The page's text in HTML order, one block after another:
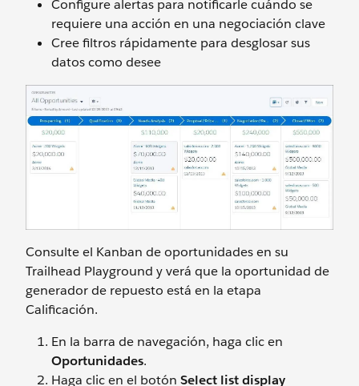
Configure alertas para notificarle cuándo se
requiere una acción en una negociación clave
Cree filtros rápidamente para desglosar sus
datos como desee
Consulte el Kanban de oportunidades en su
Trailhead Playground y verá que la oportunidad de
generador de repuesto está en la etapa
Calificación.
En la barra de navegación, haga clic en
Oportunidades.
Haga clic en el botón Select list display